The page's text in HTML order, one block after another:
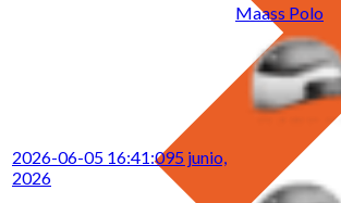
2026-06-05 16:41:095 junio,
2026
Maass Polo